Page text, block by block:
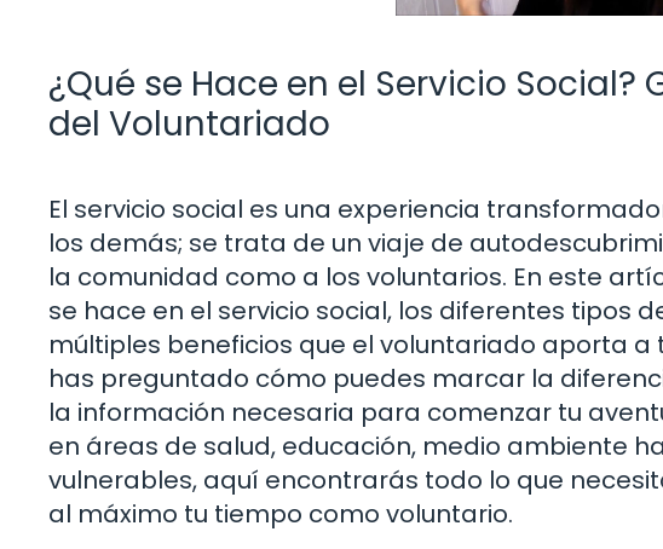
¿Qué se Hace en el Servicio
del Voluntariado
El servicio social es una experiencia
los demás; se trata de un viaje de
la comunidad como a los voluntarios. En este
se hace en el servicio social, los diferentes tipos
múltiples beneficios que el voluntariado aporta a
has preguntado cómo puedes marcar la
la información necesaria para comenzar tu
en áreas de salud, educación, medio ambiente
vulnerables, aquí encontrarás todo lo que
al máximo tu tiempo como voluntario.